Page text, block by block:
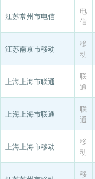
江苏常州市电信
电
信
江苏南京市移动
移
动
上海上海市联通
联
通
上海上海市联通
联
通
上海上海市移动
移
动
移